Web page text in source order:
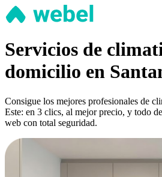
Servicios de
domicilio en
Consigue los mejores profesionales de
Este: en 3 clics, al mejor precio, y todo
web con total seguridad.